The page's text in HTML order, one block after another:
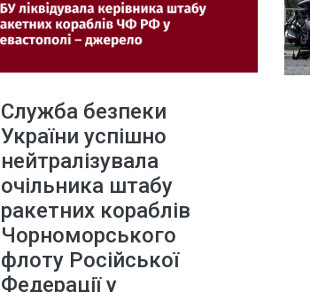
Служба безпеки
України успішно
нейтралізувала
очільника штабу
ракетних кораблів
Чорноморського
флоту Російської
Федерації у